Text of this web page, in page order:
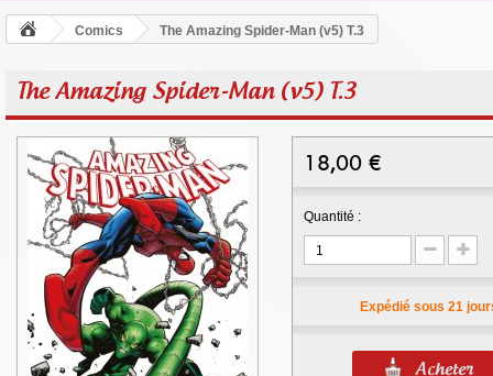
Comics The Amazing Spider-Man (v5) T.3
The Amazing Spider-Man (v5) T.3
18,00 €
Quantité :
Expédié sous 21